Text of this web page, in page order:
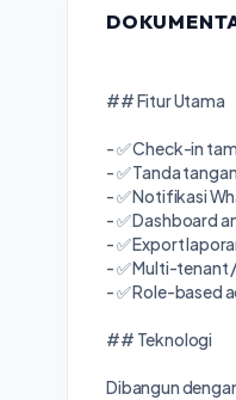
## Fitur Utama
- ✅ Check-in
- ✅ Tanda
- ✅ Notifikasi
- ✅ Dashboard
- ✅ Export
- ✅ Multi-tenant
- ✅ Role-based
## Teknologi
Dibangun